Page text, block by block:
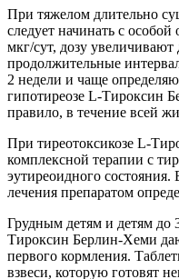
При тяжелом длительно
следует начинать с
мкг/сут, дозу
продолжительные
2 недели и чаще
гипотиреозе L-Тироксин
правило, в течение всей
При тиреотоксикозе L-
комплексной терапии с
эутиреоидного состояния.
лечения препаратом
Грудным детям и детям до
Тироксин Берлин-Хеми
первого кормления.
взвеси, которую готовят